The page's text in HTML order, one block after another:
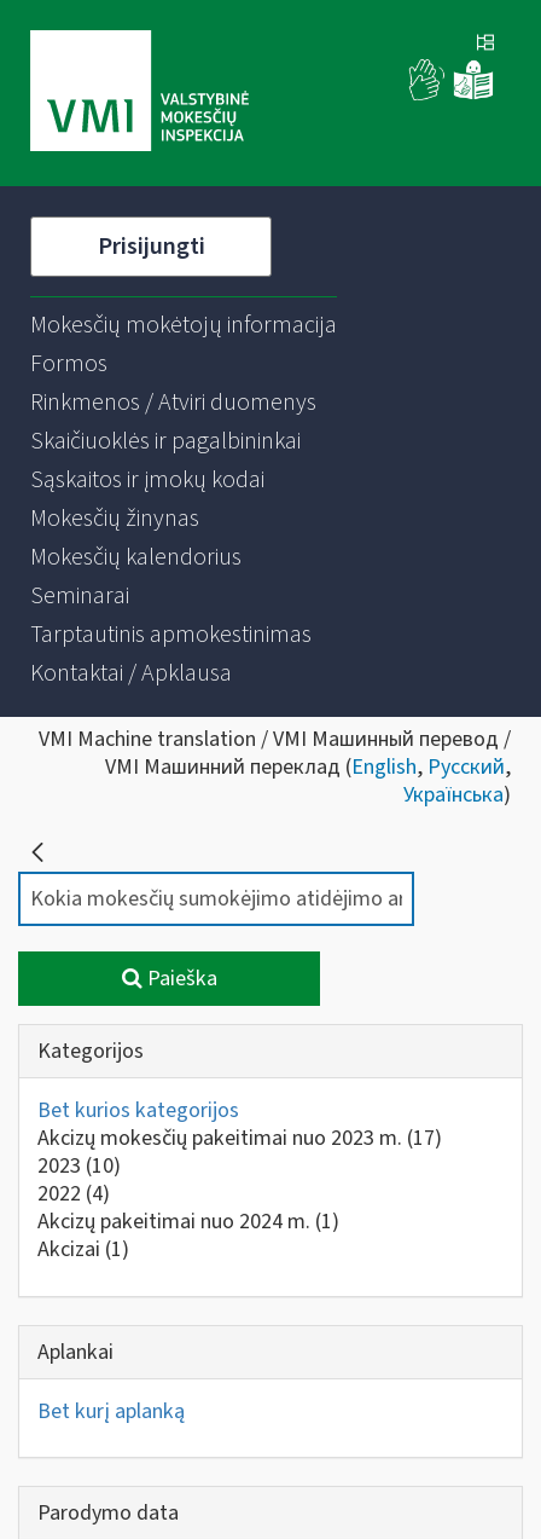
Prisijungti
Mokesčių mokėtojų informacija
Formos
Rinkmenos / Atviri duomenys
Skaičiuoklės ir pagalbininkai
Sąskaitos ir įmokų kodai
Mokesčių žinynas
Mokesčių kalendorius
Seminarai
Tarptautinis apmokestinimas
Kontaktai / Apklausa
VMI Machine translation / VMI Машинный перевод /
VMI Машинний переклад (English, Русский,
Українська)
Paieška
Kategorijos
Bet kurios kategorijos
Akcizų mokesčių pakeitimai nuo 2023 m. (17)
2023 (10)
2022 (4)
Akcizų pakeitimai nuo 2024 m. (1)
Akcizai (1)
Aplankai
Bet kurį aplanką
Parodymo data